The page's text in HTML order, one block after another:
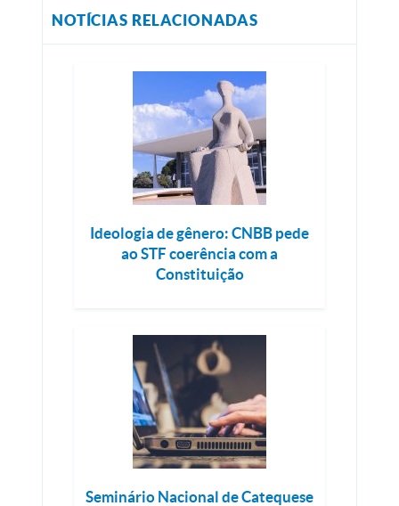
NOTÍCIAS RELACIONADAS
Ideologia de gênero: CNBB pede
ao STF coerência com a
Constituição
Seminário Nacional de Catequese